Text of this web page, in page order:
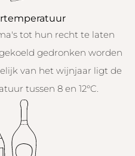
tot hun recht te laten
gedronken worden
van het wijnjaar ligt de
tussen 8 en 12°C.